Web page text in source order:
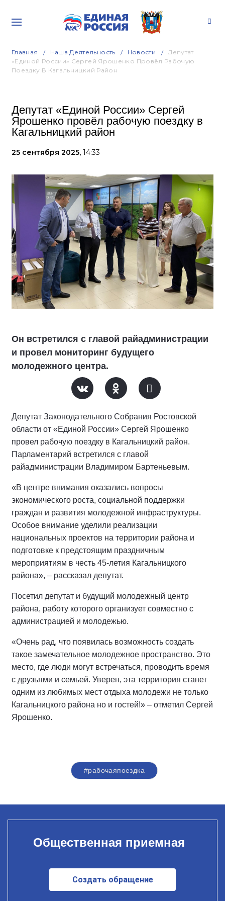
Главная Наша Деятельность Новости
Депутат
«Единой России» Сергей Ярошенко Провёл Рабочую
Поездку В Кагальницкий Район
Депутат «Единой России» Сергей
Ярошенко провёл рабочую поездку в
Кагальницкий район
25 сентября 2025, 14:33
Он встретился с главой райадминистрации
и провел мониторинг будущего
молодежного центра.
Депутат Законодательного Собрания Ростовской
области от «Единой России» Сергей Ярошенко
провел рабочую поездку в Кагальницкий район.
Парламентарий встретился с главой
райадминистрации Владимиром Бартеньевым.
«В центре внимания оказались вопросы
экономического роста, социальной поддержки
граждан и развития молодежной инфраструктуры.
Особое внимание уделили реализации
национальных проектов на территории района и
подготовке к предстоящим праздничным
мероприятиям в честь 45-летия Кагальницкого
района», – рассказал депутат.
Посетил депутат и будущий молодежный центр
района, работу которого организует совместно с
администрацией и молодежью.
«Очень рад, что появилась возможность создать
такое замечательное молодежное пространство. Это
место, где люди могут встречаться, проводить время
с друзьями и семьей. Уверен, эта территория станет
одним из любимых мест отдыха молодежи не только
Кагальницкого района но и гостей!» – отметил Сергей
Ярошенко.
#рабочаяпоездка
Общественная приемная
Создать обращение